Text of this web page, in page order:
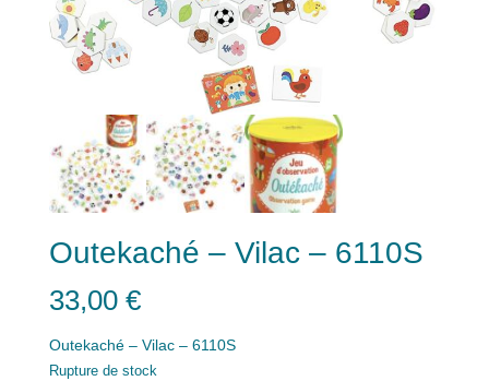
Outekaché – Vilac – 6110S
33,00 €
Outekaché – Vilac – 6110S
Rupture de stock